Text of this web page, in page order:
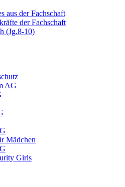
aus der Fachschaft
der Fachschaft
(Jg.8-10)
AG
Mädchen
Girls